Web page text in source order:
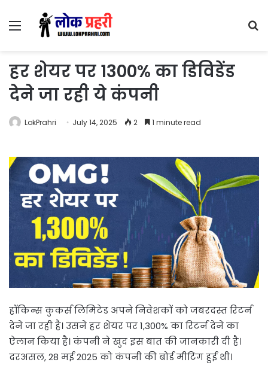
Menu
हर शेयर पर 1300% का डिविडेंड
देने जा रही ये कंपनी
LokPrahri July 14, 2025 2 1 minute read
हॉकिन्स कुकर्स लिमिटेड अपने निवेशकों को जबरदस्त रिटर्न
देने जा रही है। उसने हर शेयर पर 1,300% का रिटर्न देने का
ऐलान किया है। कंपनी ने खुद इस बात की जानकारी दी है।
दरअसल, 28 मई 2025 को कंपनी की बोर्ड मीटिंग हुई थी।